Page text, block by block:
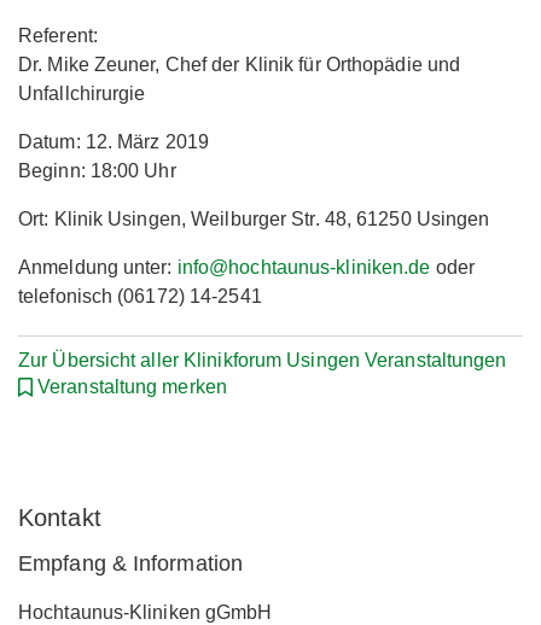
Referent:
Dr. Mike Zeuner, Chef der Klinik für Orthopädie und
Unfallchirurgie
Datum: 12. März 2019
Beginn: 18:00 Uhr
Ort: Klinik Usingen, Weilburger Str. 48, 61250 Usingen
Anmeldung unter: info@hochtaunus-kliniken.de oder
telefonisch (06172) 14-2541
Zur Übersicht aller Klinikforum Usingen Veranstaltungen
Veranstaltung merken
Kontakt
Empfang & Information
Hochtaunus-Kliniken gGmbH